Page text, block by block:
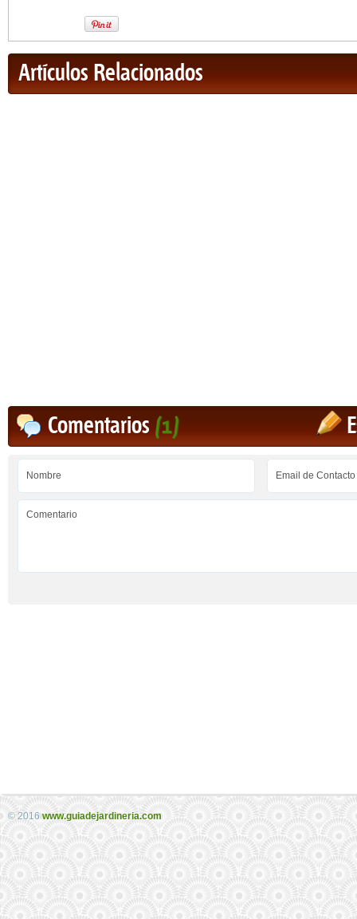
Artículos Relacionados
Comentarios(1)
© 2016 www.guiadejardineria.com